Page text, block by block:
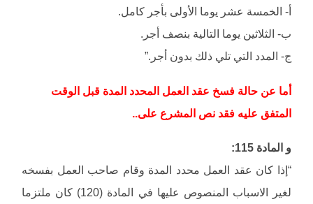
أ- الخمسة عشر يوما الأولى بأجر كامل.
ب- الثلاثين يوما التالية بنصف أجر.
ج- المدد التي تلي ذلك بدون أجر.”
أما عن حالة فسخ عقد العمل المحدد المدة قبل الوقت
المتفق عليه فقد نص المشرع على..
و المادة 115:
“إذا كان عقد العمل محدد المدة وقام صاحب العمل بفسخه
لغير الاسباب المنصوص عليها في المادة (120) كان ملتزما